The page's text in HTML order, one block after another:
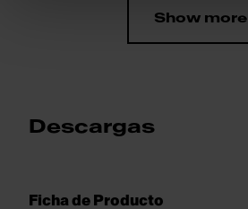
Show more
Descargas
Ficha de Producto